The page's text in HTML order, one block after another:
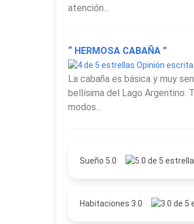
atención...
“ HERMOSA CABAÑA ”
Opinión
La cabaña es básica y muy
bellísima del Lago Argentino.
modos...
Sueño 5.0
Habitaciones 3.0